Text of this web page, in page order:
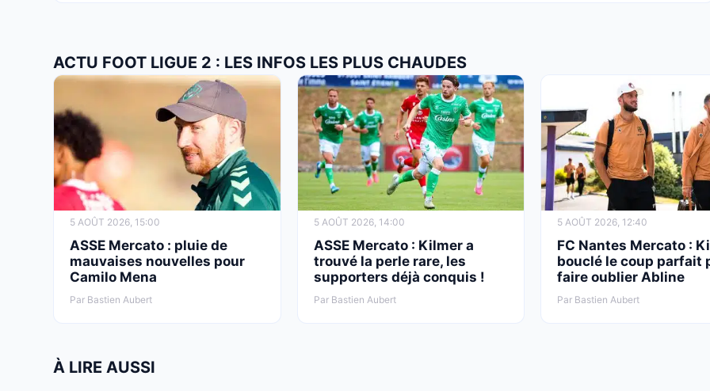
ACTU FOOT LIGUE 2 : LES INFOS LES PLUS CHAUDES
5 AOÛT 2026, 15:00
ASSE Mercato : pluie de
mauvaises nouvelles pour
Camilo Mena
Par Bastien Aubert
5 AOÛT 2026, 14:00
ASSE Mercato : Kilmer a
trouvé la perle rare, les
supporters déjà conquis !
Par Bastien Aubert
5 AOÛT 2026, 12:40
FC Nantes Mercato :
bouclé le coup parfait
faire oublier Abline
Par Bastien Aubert
À LIRE AUSSI